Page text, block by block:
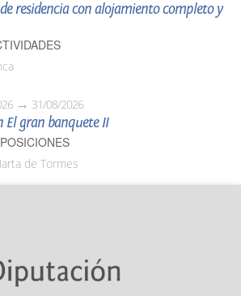
de residencia con alojamiento completo y
31/08/2026
El gran banquete II
de Tormes